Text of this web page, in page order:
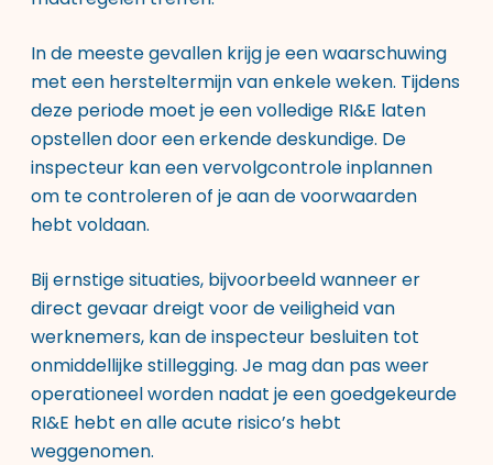
In de meeste gevallen krijg je een waarschuwing
met een hersteltermijn van enkele weken. Tijdens
deze periode moet je een volledige RI&E laten
opstellen door een erkende deskundige. De
inspecteur kan een vervolgcontrole inplannen
om te controleren of je aan de voorwaarden
hebt voldaan.
Bij ernstige situaties, bijvoorbeeld wanneer er
direct gevaar dreigt voor de veiligheid van
werknemers, kan de inspecteur besluiten tot
onmiddellijke stillegging. Je mag dan pas weer
operationeel worden nadat je een goedgekeurde
RI&E hebt en alle acute risico’s hebt
weggenomen.